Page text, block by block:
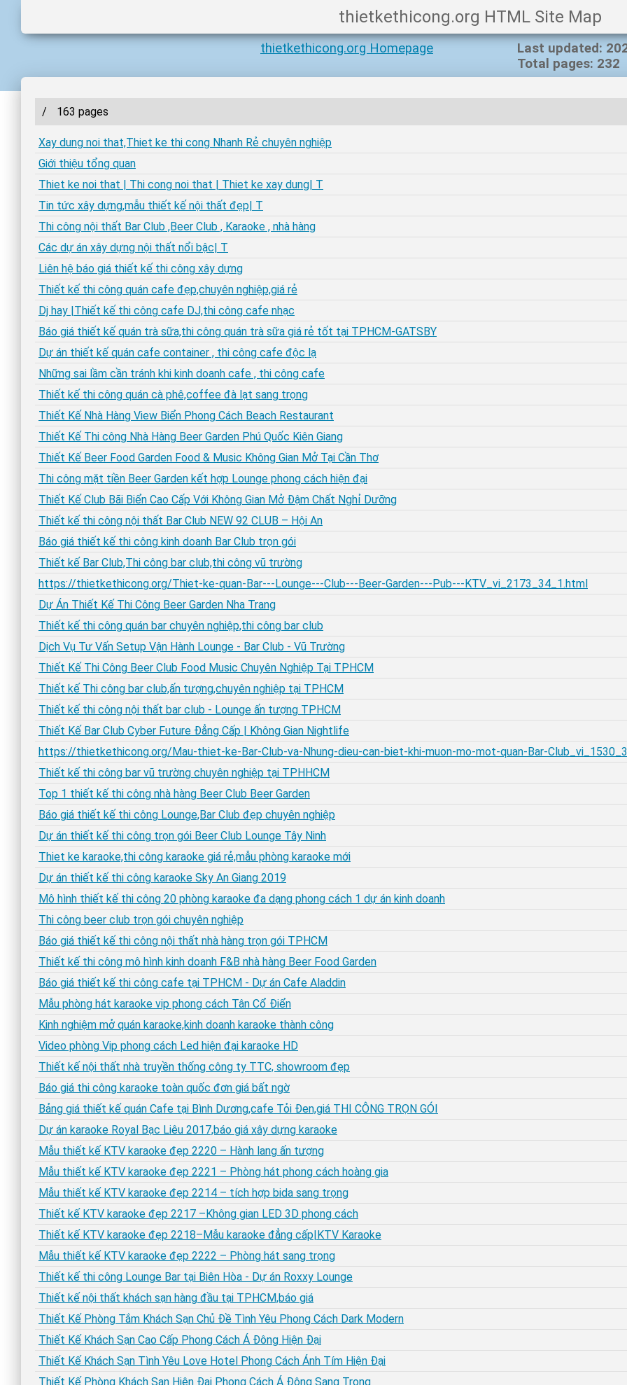
thietkethicong.org HTML Site Map
Last updated:
Total pages: 232
thietkethicong.org Homepage
/ 163 pages
Xay dung noi that,Thiet ke thi cong Nhanh Rẻ chuyên nghiệp
Giới thiệu tổng quan
Thiet ke noi that | Thi cong noi that | Thiet ke xay dung| T
Tin tức xây dựng,mẫu thiết kế nội thất đẹp| T
Thi công nội thất Bar Club ,Beer Club , Karaoke , nhà hàng
Các dự án xây dựng nội thất nổi bậc| T
Liên hệ báo giá thiết kế thi công xây dựng
Thiết kế thi công quán cafe đẹp,chuyên nghiệp,giá rẻ
Dj hay |Thiết kế thi công cafe DJ,thi công cafe nhạc
Báo giá thiết kế quán trà sữa,thi công quán trà sữa giá rẻ tốt tại TPHCM-GATSBY
Dự án thiết kế quán cafe container , thi công cafe độc lạ
Những sai lầm cần tránh khi kinh doanh cafe , thi công cafe
Thiết kế thi công quán cà phê,coffee đà lạt sang trọng
Thiết Kế Nhà Hàng View Biển Phong Cách Beach Restaurant
Thiết Kế Thi công Nhà Hàng Beer Garden Phú Quốc Kiên Giang
Thiết Kế Beer Food Garden Food & Music Không Gian Mở Tại Cần Thơ
Thi công mặt tiền Beer Garden kết hợp Lounge phong cách hiện đại
Thiết Kế Club Bãi Biển Cao Cấp Với Không Gian Mở Đậm Chất Nghỉ Dưỡng
Thiết kế thi công nội thất Bar Club NEW 92 CLUB – Hội An
Báo giá thiết kế thi công kinh doanh Bar Club trọn gói
Thiết kế Bar Club,Thi công bar club,thi công vũ trường
https://thietkethicong.org/Thiet-ke-quan-Bar---Lounge---Club---Beer-Garden---Pub---KTV_vi_2173_34_1.html
Dự Án Thiết Kế Thi Công Beer Garden Nha Trang
Thiết kế thi công quán bar chuyên nghiệp,thi công bar club
Dịch Vụ Tư Vấn Setup Vận Hành Lounge - Bar Club - Vũ Trường
Thiết Kế Thi Công Beer Club Food Music Chuyên Nghiệp Tại TPHCM
Thiết kế Thi công bar club,ấn tượng,chuyên nghiệp tại TPHCM
Thiết kế thi công nội thất bar club - Lounge ấn tượng TPHCM
Thiết Kế Bar Club Cyber Future Đẳng Cấp | Không Gian Nightlife
https://thietkethicong.org/Mau-thiet-ke-Bar-Club-va-Nhung-dieu-can-biet-khi-muon-mo-mot-quan-Bar-
Thiết kế thi công bar vũ trường chuyên nghiệp tại TPHHCM
Top 1 thiết kế thi công nhà hàng Beer Club Beer Garden
Báo giá thiết kế thi công Lounge,Bar Club đẹp chuyên nghiệp
Dự án thiết kế thi công trọn gói Beer Club Lounge Tây Ninh
Thiet ke karaoke,thi công karaoke giá rẻ,mẫu phòng karaoke mới
Dự án thiết kế thi công karaoke Sky An Giang 2019
Mô hình thiết kế thi công 20 phòng karaoke đa dạng phong cách 1 dự án kinh doanh
Thi công beer club trọn gói chuyên nghiệp
Báo giá thiết kế thi công nội thất nhà hàng trọn gói TPHCM
Thiết kế thi công mô hình kinh doanh F&B nhà hàng Beer Food Garden
Báo giá thiết kế thi công cafe tại TPHCM - Dự án Cafe Aladdin
Mẫu phòng hát karaoke vip phong cách Tân Cổ Điển
Kinh nghiệm mở quán karaoke,kinh doanh karaoke thành công
Video phòng Vip phong cách Led hiện đại karaoke HD
Thiết kế nội thất nhà truyền thống công ty TTC, showroom đẹp
Báo giá thi công karaoke toàn quốc đơn giá bất ngờ
Bảng giá thiết kế quán Cafe tại Bình Dương,cafe Tỏi Đen,giá THI CÔNG TRỌN GÓI
Dự án karaoke Royal Bạc Liêu 2017,báo giá xây dựng karaoke
Mẫu thiết kế KTV karaoke đẹp 2220 – Hành lang ấn tượng
Mẫu thiết kế KTV karaoke đẹp 2221 – Phòng hát phong cách hoàng gia
Mẫu thiết kế KTV karaoke đẹp 2214 – tích hợp bida sang trọng
Thiết kế KTV karaoke đẹp 2217 –Không gian LED 3D phong cách
Thiết kế KTV karaoke đẹp 2218–Mẫu karaoke đẳng cấp|KTV Karaoke
Mẫu thiết kế KTV karaoke đẹp 2222 – Phòng hát sang trọng
Thiết kế thi công Lounge Bar tại Biên Hòa - Dự án Roxxy Lounge
Thiết kế nội thất khách sạn hàng đầu tại TPHCM,báo giá
Thiết Kế Phòng Tắm Khách Sạn Chủ Đề Tình Yêu Phong Cách Dark Modern
Thiết Kế Khách Sạn Cao Cấp Phong Cách Á Đông Hiện Đại
Thiết Kế Khách Sạn Tình Yêu Love Hotel Phong Cách Ánh Tím Hiện Đại
Thiết Kế Phòng Khách Sạn Hiện Đại Phong Cách Á Đông Sang Trọng